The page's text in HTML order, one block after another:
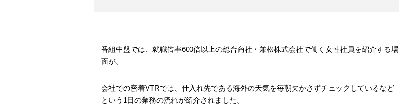
番組中盤では、就職倍率600倍以上の総合商社・兼松株式会社で働く女性社員を紹介する場
面が。
会社での密着VTRでは、仕入れ先である海外の天気を毎朝欠かさずチェックしているなど
という1日の業務の流れが紹介されました。